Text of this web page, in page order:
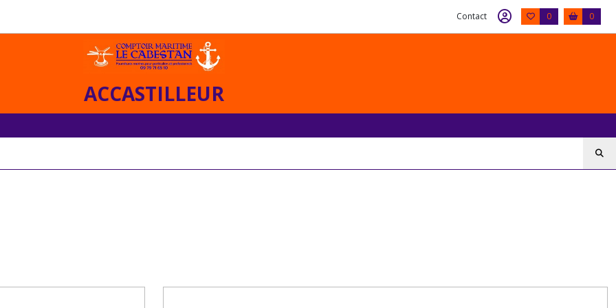
Contact 0 0
ACCASTILLEUR